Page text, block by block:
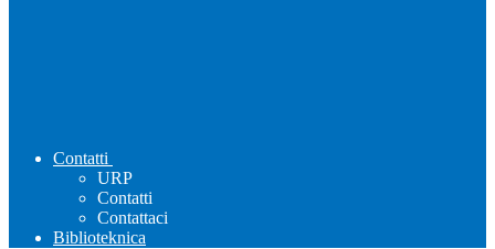
Contatti
URP
Contatti
Contattaci
Biblioteknica